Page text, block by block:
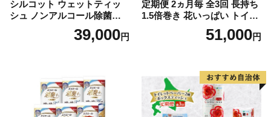
シルコット ウェットティッ
シュ ノンアルコール除菌詰
替（43枚×3P）×24袋 日用品
おもちゃ 拭き取り 手拭き 外
39,000円
定期便 2ヵ月毎 全3回 長持ち
1.5倍巻き 花いっぱい トイレ
ットペーパー ダブル 45ｍ 計
72ロール 全18種 花柄 プリン
ー 消耗品 備蓄 送料無料 北海
道 倶知安町 日用品
51,000円